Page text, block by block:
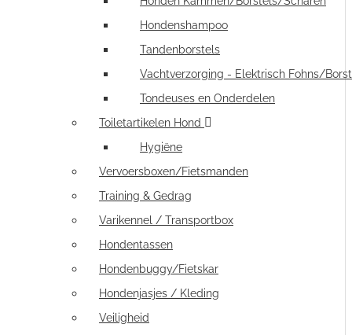
Hondenshampoo
Tandenborstels
Vachtverzorging - Elektrisch Fohns/
Tondeuses en Onderdelen
Toiletartikelen Hond
Hygiëne
Vervoersboxen/Fietsmanden
Training & Gedrag
Varikennel / Transportbox
Hondentassen
Hondenbuggy/Fietskar
Hondenjasjes / Kleding
Veiligheid